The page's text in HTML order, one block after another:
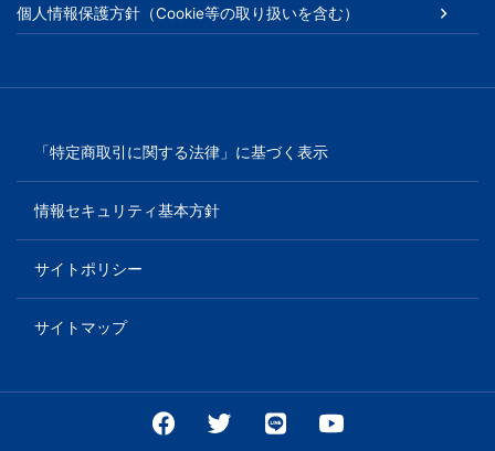
個人情報保護方針（Cookie等の取り扱いを含む）
「特定商取引に関する法律」に基づく表示
情報セキュリティ基本方針
サイトポリシー
サイトマップ